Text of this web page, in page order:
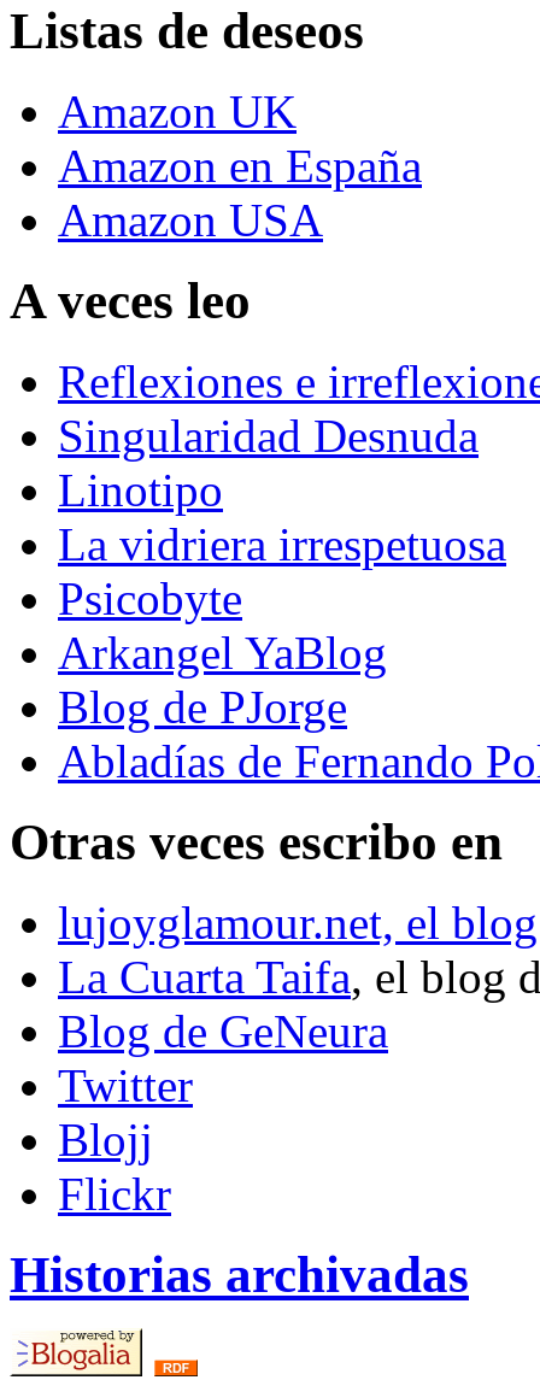
Listas de deseos
Amazon UK
Amazon en España
Amazon USA
A veces leo
Reflexiones e
Singularidad Desnuda
Linotipo
La vidriera irrespetuosa
Psicobyte
Arkangel YaBlog
Blog de PJorge
Abladías de Fernando
Otras veces escribo en
lujoyglamour.net, el
La Cuarta Taifa, el blog
Blog de GeNeura
Twitter
Blojj
Flickr
Historias archivadas